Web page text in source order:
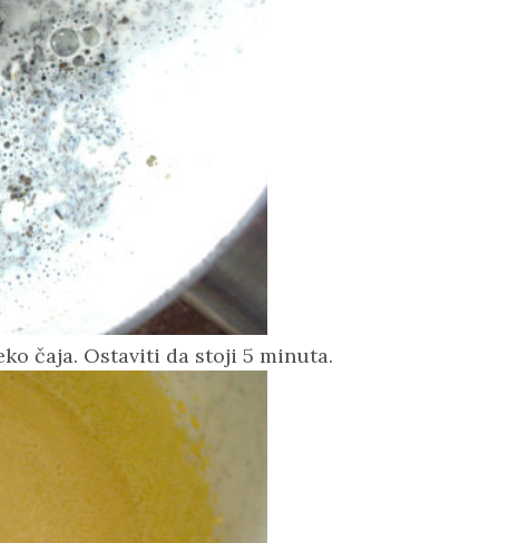
čaja. Ostaviti da stoji 5 minuta.